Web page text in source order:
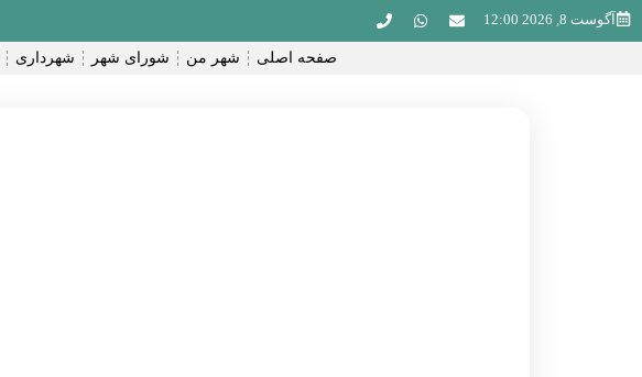
آگوست 8, 2026 12:00
صفحه اصلی شهر من شورای شهر شهرداری